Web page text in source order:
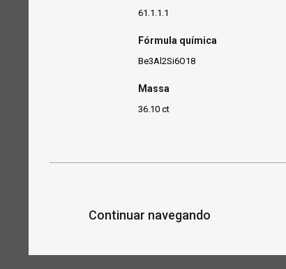
61.1.1.1
Fórmula química
Be3Al2Si6O18
Massa
36.10 ct
Continuar navegando